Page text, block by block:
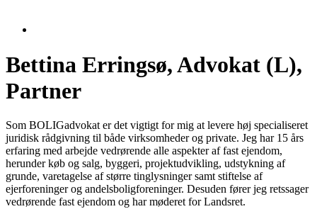
Bettina Erringsø, Advokat (L),
Partner
Som BOLIGadvokat er det vigtigt for mig at levere høj specialiseret
juridisk rådgivning til både virksomheder og private. Jeg har 15 års
erfaring med arbejde vedrørende alle aspekter af fast ejendom,
herunder køb og salg, byggeri, projektudvikling, udstykning af
grunde, varetagelse af større tinglysninger samt stiftelse af
ejerforeninger og andelsboligforeninger. Desuden fører jeg retssager
vedrørende fast ejendom og har møderet for Landsret.